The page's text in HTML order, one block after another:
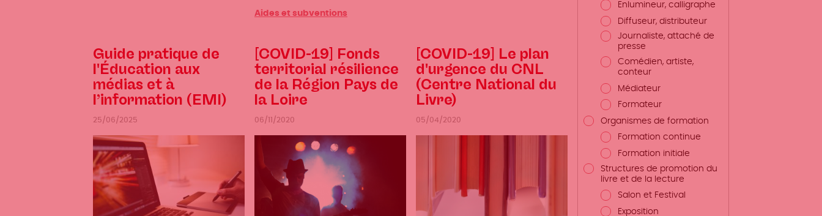
Enlumineur, calligraphe
Diffuseur, distributeur
Journaliste, attaché de
presse
Comédien, artiste,
conteur
Médiateur
Formateur
Organismes de formation
Formation continue
Formation initiale
Structures de promotion du
livre et de la lecture
Salon et Festival
Exposition
suite
Aides et subventions
Guide pratique de
l'Éducation aux
médias et à
l’information (EMI)
25/06/2025
[COVID-19] Fonds
territorial résilience
de la Région Pays de
la Loire
06/11/2020
[COVID-19] Le plan
d'urgence du CNL
(Centre National du
Livre)
05/04/2020